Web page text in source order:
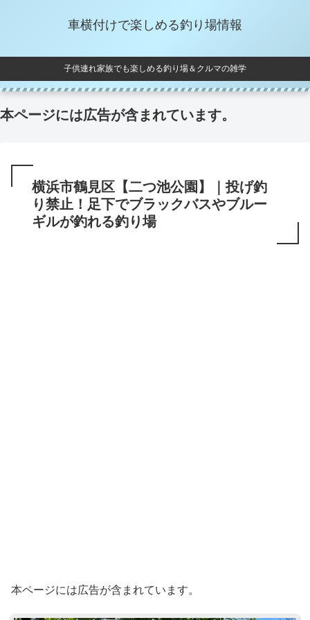
車横付けで楽しめる釣り場情報
子供連れ家族でも楽しめる釣り場＆クルマの雑学
本ページには広告が含まれています。
横浜市鶴見区【二つ池公園】｜投げ釣
り禁止！足下でブラックバスやブルー
ギルが釣れる釣り場
本ページには広告が含まれています。